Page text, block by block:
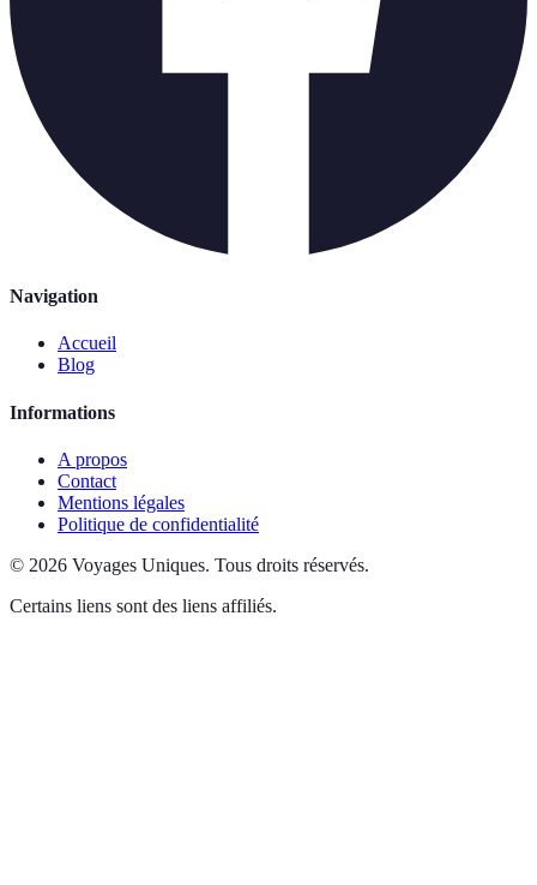
Navigation
Accueil
Blog
Informations
A propos
Contact
Mentions légales
Politique de confidentialité
© 2026 Voyages Uniques. Tous droits réservés.
Certains liens sont des liens affiliés.